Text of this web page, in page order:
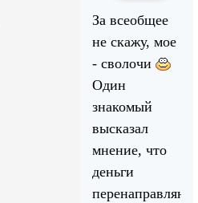
За всеобщее
не скажу, мое
- сволочи
Один
знакомый
высказал
мнение, что
деньги